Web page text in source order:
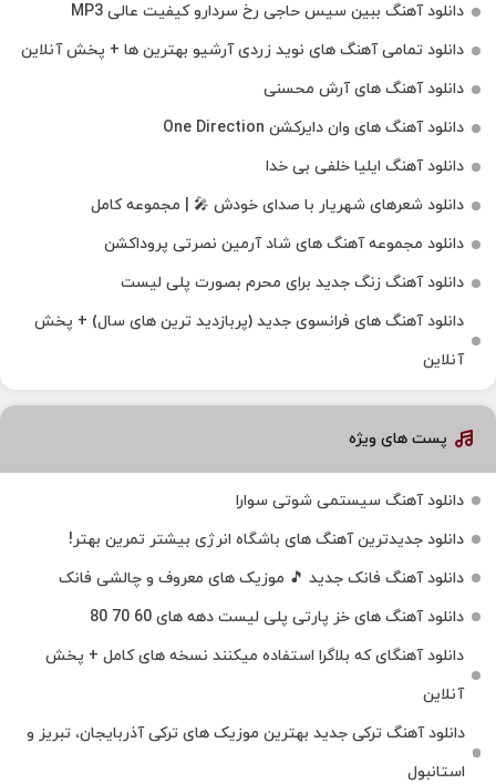
دانلود آهنگ ببین سیس حاجی رخ سردارو کیفیت عالی MP3
دانلود تمامی آهنگ های نوید زردی آرشیو بهترین ها + پخش آنلاین
دانلود آهنگ های آرش محسنی
دانلود آهنگ های وان دایرکشن One Direction
دانلود آهنگ ایلیا خلفی بی خدا
دانلود شعرهای شهریار با صدای خودش 🎤 | مجموعه کامل
دانلود مجموعه آهنگ های شاد آرمین نصرتی پروداکشن
دانلود آهنگ زنگ جدید برای محرم بصورت پلی لیست
دانلود آهنگ های فرانسوی جدید (پربازدید ترین های سال) + پخش
آنلاین
پست های ویژه
دانلود آهنگ سیستمی شوتی سوارا
دانلود جدیدترین آهنگ‌ های باشگاه انرژی بیشتر تمرین بهتر!
دانلود آهنگ فانک جدید 🎵 موزیک‌ های معروف و چالشی فانک
دانلود آهنگ های خز پارتی پلی لیست دهه های 60 70 80
دانلود آهنگای که بلاگرا استفاده میکنند نسخه های کامل + پخش
آنلاین
دانلود آهنگ ترکی جدید بهترین موزیک‌ های ترکی آذربایجان، تبریز و
استانبول